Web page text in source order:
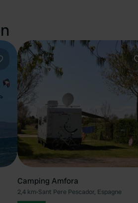
Préféré
Camping Amfora
2,4 km•Sant Pere Pescador, Espagne